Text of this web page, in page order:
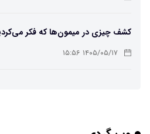
کشف چیزی در میمون‌ها که فکر
۱۴۰۵/۰۵/۱۷ ۱۵:۵۶